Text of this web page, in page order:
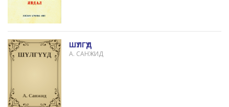
ШҮЛГҮҮД
А. САНЖИД